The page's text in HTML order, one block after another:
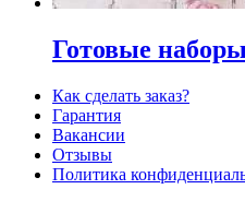
Готовые наборы
Как сделать заказ?
Гарантия
Вакансии
Отзывы
Политика